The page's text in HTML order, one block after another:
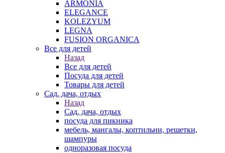
ARMONIA
ELEGANCE
KOLEZYUM
LEGNA
FUSION ORGANICA
Все для детей
Назад
Все для детей
Посуда для детей
Товары для детей
Сад, дача, отдых
Назад
Сад, дача, отдых
посуда для пикника
мебель, мангалы, коптильни, решетки,
шампуры
одноразовая посуда